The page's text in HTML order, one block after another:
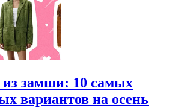
замши: 10 самых
вариантов на осень